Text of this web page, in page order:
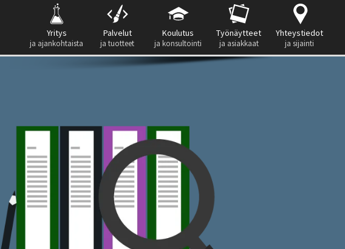
Yritys
ja ajankohtaista
Palvelut
ja tuotteet
Koulutus
ja konsultointi
Työnäytteet
ja asiakkaat
Yhteystiedot
ja sijainti